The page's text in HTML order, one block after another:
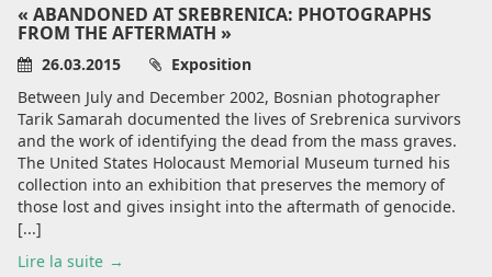
« ABANDONED AT SREBRENICA: PHOTOGRAPHS
FROM THE AFTERMATH »
26.03.2015
Exposition
Between July and December 2002, Bosnian photographer
Tarik Samarah documented the lives of Srebrenica survivors
and the work of identifying the dead from the mass graves.
The United States Holocaust Memorial Museum turned his
collection into an exhibition that preserves the memory of
those lost and gives insight into the aftermath of genocide.
[...]
Lire la suite